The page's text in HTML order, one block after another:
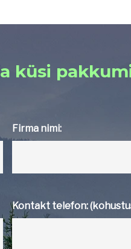
küsi
Firma nimi:
Kontakt telefon: